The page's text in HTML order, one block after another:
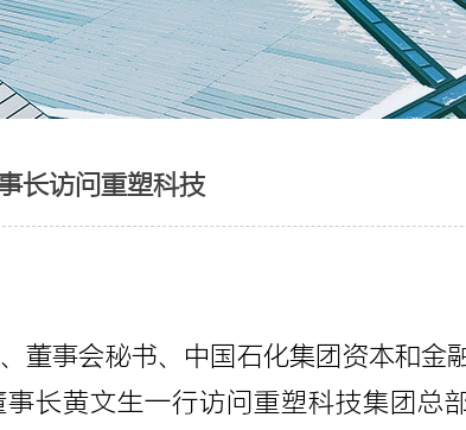
长访问重塑科技
董事会秘书、中国石化集团资本和金
长黄文生一行访问重塑科技集团总